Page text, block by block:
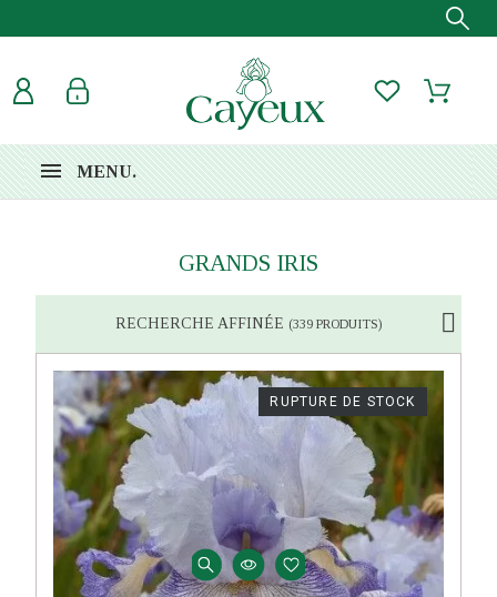
MENU.
GRANDS IRIS
RECHERCHE AFFINÉE (339 PRODUITS)
RUPTURE DE STOCK